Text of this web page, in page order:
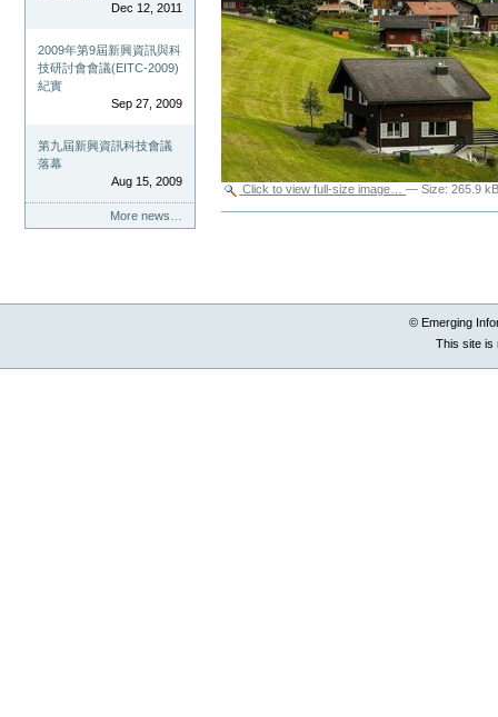
Dec 12, 2011
2009年第9屆新興資訊與科
技研討會會議(EITC-2009)
紀實
Sep 27, 2009
第九屆新興資訊科技會議
落幕
Aug 15, 2009
More news…
Click to view full-size image… —Size:265.9
© Emerging
This site is